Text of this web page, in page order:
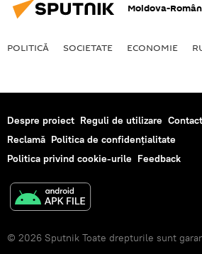
Moldova-
POLITICĂ SOCIETATE ECONOMIE
Despre proiect Reguli de utilizare
Reclamă Politica de confidențialitate
Politica privind cookie-urile Feedback
© 2026 Sputnik Toate drepturile sunt